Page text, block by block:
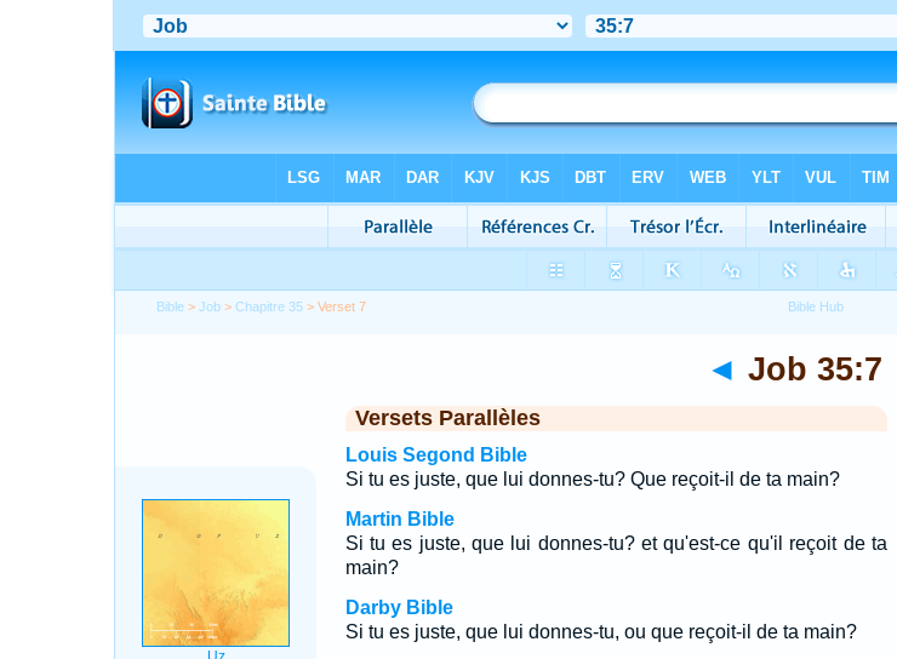
Bible >Job >Chapitre 35 > Verset 7
◄ Job 35:7
Versets Parallèles
Louis Segond Bible
Si tu es juste, que lui donnes-tu? Que reçoit-il de ta main?
Martin Bible
Si tu es juste, que lui donnes-tu? et qu'est-ce qu'il reçoit de ta
main?
Darby Bible
Si tu es juste, que lui donnes-tu, ou que reçoit-il de ta main?